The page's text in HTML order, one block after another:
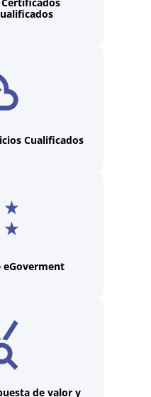
Cualificados
de valor y